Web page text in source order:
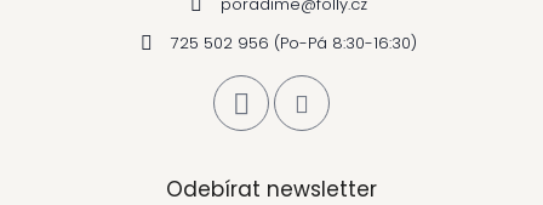
725 502 956 (Po-Pá 8:30-16:30)
Odebírat newsletter